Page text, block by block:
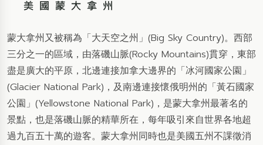
蒙大拿州又被稱為「大天空之州」(Big Sky Country)。西部
三分之一的區域，由落磯山脈(Rocky Mountains)貫穿，東部
盡是廣大的平原，北邊連接加拿大邊界的「冰河國家公園」
(Glacier National Park)，及南邊連接懷俄明州的「黃石國家
公園」(Yellowstone National Park)，是蒙大拿州最著名的
景點，也是落磯山脈的精華所在，每年吸引來自世界各地超
過九百五十萬的遊客。蒙大拿州同時也是美國五州不課徵消